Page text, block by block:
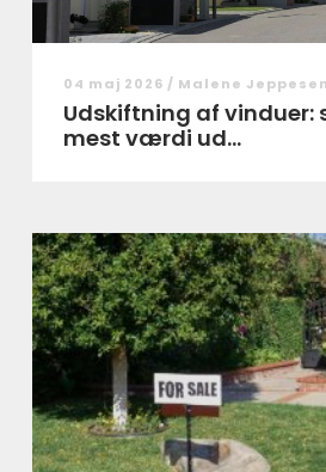
04 maj 2026 / Malene Jeppesen
Udskiftning af vinduer:
mest værdi ud...